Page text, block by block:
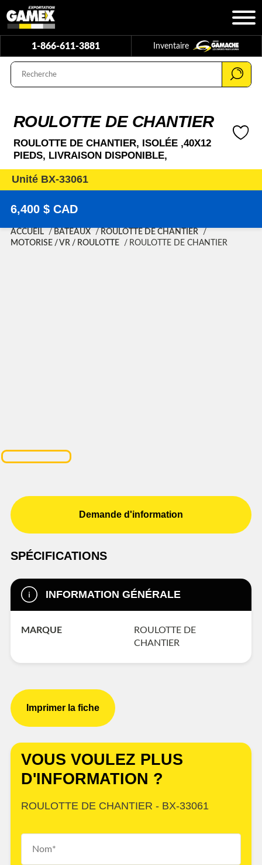
1-866-611-3881 Inventaire
ROULOTTE DE CHANTIER
ROULOTTE DE CHANTIER, ISOLÉE ,40X12
PIEDS, LIVRAISON DISPONIBLE,
Unité BX-33061
6,400 $ CAD
ACCUEIL BATEAUX
ROULOTTE DE CHANTIER
MOTORISE / VR / ROULOTTE
ROULOTTE DE CHANTIER
Demande d'information
SPÉCIFICATIONS
INFORMATION GÉNÉRALE
MARQUE
ROULOTTE DE
CHANTIER
Imprimer la fiche
VOUS VOULEZ PLUS
D'INFORMATION ?
ROULOTTE DE CHANTIER - BX-33061